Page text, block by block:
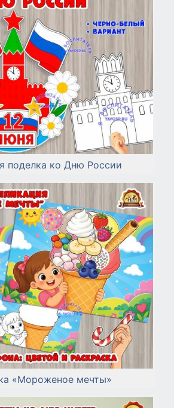
поделка ко Дню России
«Мороженое мечты»